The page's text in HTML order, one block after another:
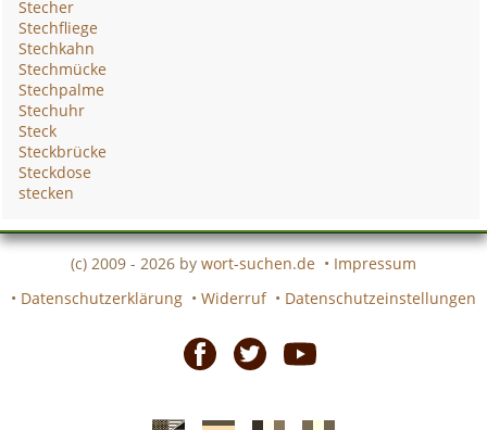
Stecher
Stechfliege
Stechkahn
Stechmücke
Stechpalme
Stechuhr
Steck
Steckbrücke
Steckdose
stecken
(c) 2009 - 2026 by wort-suchen.de • Impressum
• Datenschutzerklärung • Widerruf • Datenschutzeinstellungen